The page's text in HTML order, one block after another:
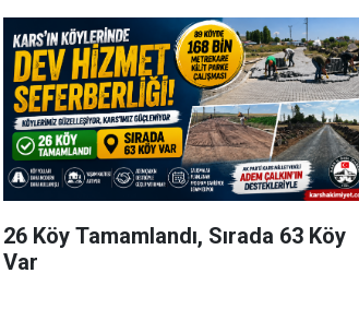
26 Köy Tamamlandı, Sırada 63 Köy
Var